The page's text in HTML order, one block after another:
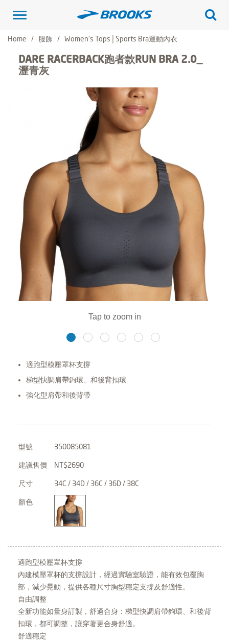
Toggle
Home
服飾 Women's Tops│Sports Bra運動內衣
DARE RACERBACK跑者款RUN BRA 2.0_
瀝青灰
適跑型模壓罩杯支撐
梯型快調肩帶鉤環、和後背扣環
強化型肩帶和後背帶
型號 350085081
建議售價 NT$2690
尺寸 34C / 34D / 36C / 36D / 38C
顏色
適跑型模壓罩杯支撐
內建模壓罩杯的支撐設計，經過實驗室驗證，能有效包覆胸
部，減少晃動，提供各種尺寸胸型穩定支撐及舒適性。
自由調整
全新功能如量身訂製，舒適合身：梯型快調肩帶鉤環、和後背
扣環，都可調整，讓穿著更合身舒適。
舒適穩定